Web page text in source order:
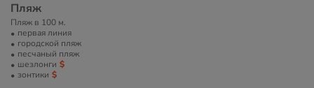
Пляж
Пляж в 100 м.
первая линия
городской пляж
песчаный пляж
шезлонги
зонтики